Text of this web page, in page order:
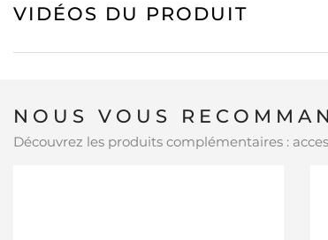
VIDÉOS DU PRODUIT
NOUS VOUS
Découvrez les produits complémentaires :